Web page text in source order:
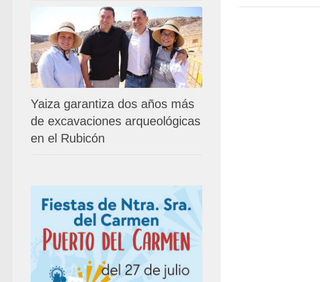
Yaiza garantiza dos años más
de excavaciones arqueológicas
en el Rubicón